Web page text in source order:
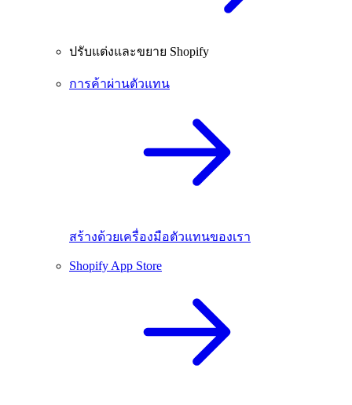
ปรับแต่งและขยาย Shopify
การค้าผ่านตัวแทน
สร้างด้วยเครื่องมือตัวแทนของเรา
Shopify App Store